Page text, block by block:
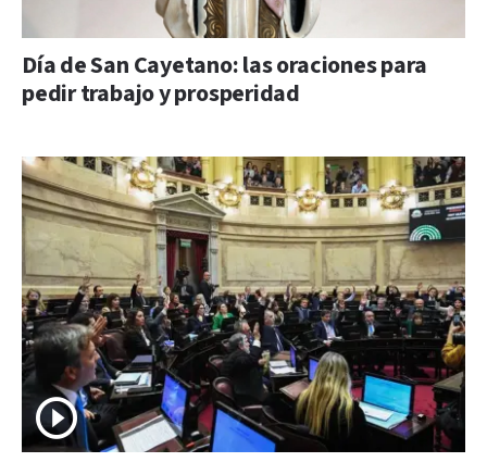
Día de San Cayetano: las oraciones para
pedir trabajo y prosperidad